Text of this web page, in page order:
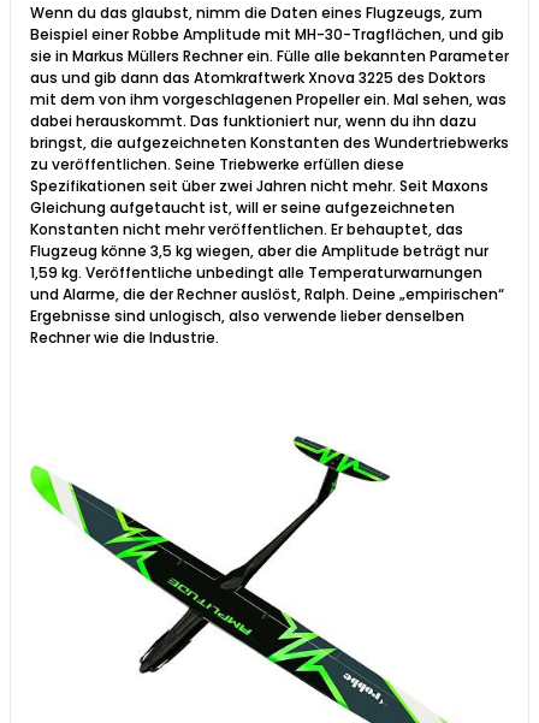
Wenn du das glaubst, nimm die Daten eines Flugzeugs, zum
Beispiel einer Robbe Amplitude mit MH-30-Tragflächen, und gib
sie in Markus Müllers Rechner ein. Fülle alle bekannten Parameter
aus und gib dann das Atomkraftwerk Xnova 3225 des Doktors
mit dem von ihm vorgeschlagenen Propeller ein. Mal sehen, was
dabei herauskommt. Das funktioniert nur, wenn du ihn dazu
bringst, die aufgezeichneten Konstanten des Wundertriebwerks
zu veröffentlichen. Seine Triebwerke erfüllen diese
Spezifikationen seit über zwei Jahren nicht mehr. Seit Maxons
Gleichung aufgetaucht ist, will er seine aufgezeichneten
Konstanten nicht mehr veröffentlichen. Er behauptet, das
Flugzeug könne 3,5 kg wiegen, aber die Amplitude beträgt nur
1,59 kg. Veröffentliche unbedingt alle Temperaturwarnungen
und Alarme, die der Rechner auslöst, Ralph. Deine „empirischen“
Ergebnisse sind unlogisch, also verwende lieber denselben
Rechner wie die Industrie.